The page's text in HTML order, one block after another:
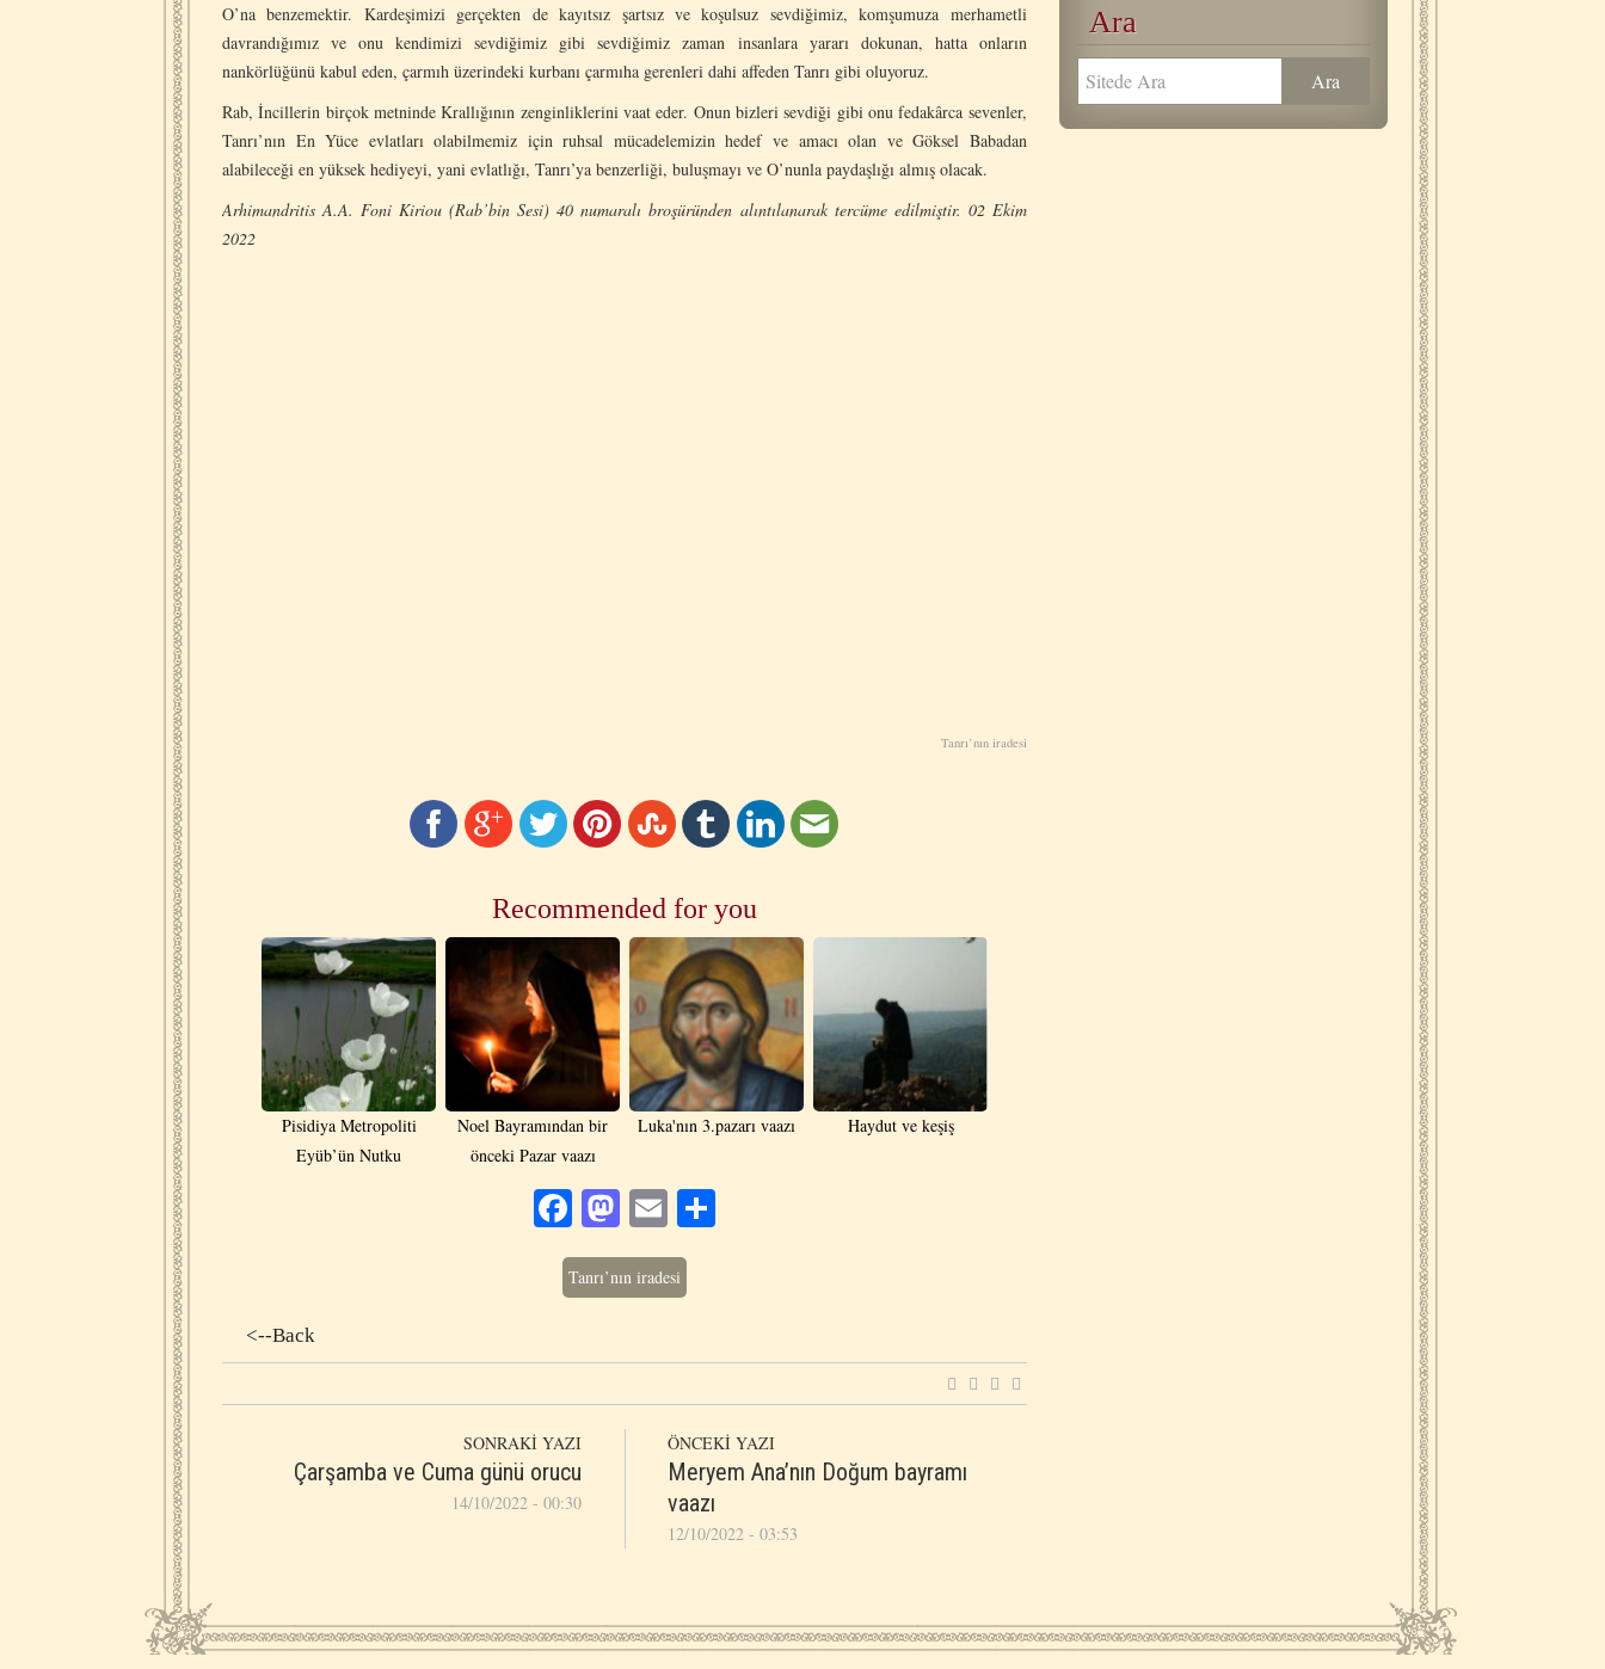
O’na benzemektir. Kardeşimizi gerçekten de kayıtsız şartsız ve koşulsuz sevdiğimiz, komşumuza merhametli
davrandığımız ve onu kendimizi sevdiğimiz gibi sevdiğimiz zaman insanlara yararı dokunan, hatta onların
nankörlüğünü kabul eden, çarmıh üzerindeki kurbanı çarmıha gerenleri dahi affeden Tanrı gibi oluyoruz.
Rab, İncillerin birçok metninde Krallığının zenginliklerini vaat eder. Onun bizleri sevdiği gibi onu fedakârca sevenler,
Tanrı’nın En Yüce evlatları olabilmemiz için ruhsal mücadelemizin hedef ve amacı olan ve Göksel Babadan
alabileceği en yüksek hediyeyi, yani evlatlığı, Tanrı’ya benzerliği, buluşmayı ve O’nunla paydaşlığı almış olacak.
Arhimandritis A.A. Foni Kiriou (Rab’bin Sesi) 40 numaralı broşüründen alıntılanarak tercüme edilmiştir. 02 Ekim
2022
Tanrı’nın iradesi
Recommended for you
Pisidiya Metropoliti
Eyüb’ün Nutku
Noel Bayramından bir
önceki Pazar vaazı
Luka'nın 3.pazarı vaazı Haydut ve keşiş
Facebook
Mastodon
EmailShare
Tanrı’nın iradesi
<--Back
SONRAKİ YAZI
Çarşamba ve Cuma günü orucu
14/10/2022 - 00:30
ÖNCEKİ YAZI
Meryem Ana’nın Doğum bayramı
vaazı
12/10/2022 - 03:53
Ara